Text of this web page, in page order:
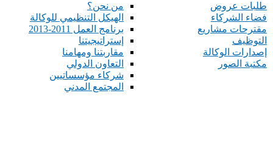
من نحن؟
الهيكل التنظيمي للوكالة
برنامج العمل 2011-2013
إستراتيجيتنا
مقاربتنا ومهامنا
التعاون الدولي
شركاء مؤسساتيين
المجتمع المدني
طلبات عروض
فضاء الشركاء
مقترحات مشاريع
التوظيف
إصدارات الوكالة
مكتبة الصور